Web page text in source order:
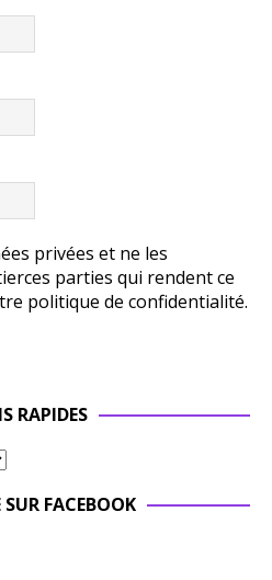
privées et ne les
parties qui rendent ce
politique de confidentialité.
RAPIDES
SUR FACEBOOK